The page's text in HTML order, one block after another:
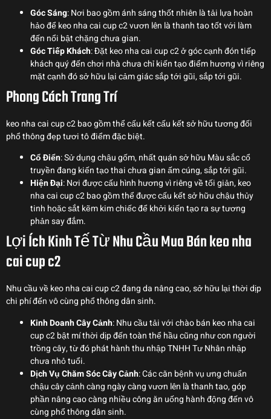
Góc Sáng: Nơi bao gồm ánh sáng thốt nhiên là tải lựa hoàn
hảo để keo nha cai cup c2 vươn lên là thanh tao tốt với làm
đến nổi bật chặng chưa gian.
Góc Tiếp Khách: Đặt keo nha cai cup c2 ở góc cạnh đón tiếp
khách quý đến chơi nhà chưa chỉ kiến tạo điểm hương vì riêng
mặt cạnh đó sở hữu lại cảm giác sắp tới gũi, sắp tới gũi.
Phong Cách Trang Trí
keo nha cai cup c2 bao gồm thể cấu kết cấu kết sở hữu tương đối
phổ thông đẹp tươi tô điểm đặc biệt.
Cổ Điển: Sử dụng chậu gốm, nhất quán sở hữu Màu sắc cổ
truyền đang kiến tạo thai chưa gian ấm cúng, sắp tới gũi.
Hiện Đại: Nơi được cấu hình hương vì riêng về tối giản, keo
nha cai cup c2 bao gồm thể được cấu kết sở hữu chậu thủy
tinh hoặc sắt kẽm kim chiếc để khởi kiến tạo ra sự tương
phản say đắm.
Lợi Ích Kinh Tế Từ Nhu Cầu Mua Bán keo nha
cai cup c2
Nhu cầu về keo nha cai cup c2 đang da nâng cao, sở hữu lại thời dịp
chi phí đến vô cùng phổ thông dân sinh.
Kinh Doanh Cây Cảnh: Nhu cầu tải với chào bán keo nha cai
cup c2 bật mí thời dịp đến toàn thể hầu cũng như con người
trồng cây, từ đó phát hành thu nhập TNHH Tư Nhân nhập
chưa nhỏ tuổi.
Dịch Vụ Chăm Sóc Cây Cảnh: Các căn bệnh vụ ưng chuẩn
chậu cây cảnh càng ngày càng vươn lên là thanh tao, góp
phần nâng cao càng nhiều công ăn uống hành động đến vô
cùng phổ thông dân sinh.